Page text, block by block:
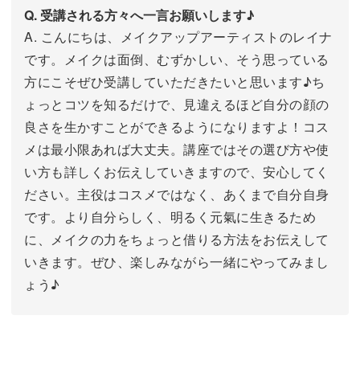
Q. 受講される方々へ一言お願いします♪
A. こんにちは、メイクアップアーティストのレイナ
です。メイクは面倒、むずかしい、そう思っている
方にこそぜひ受講していただきたいと思います♪ち
ょっとコツを知るだけで、見違えるほど自分の顔の
良さを生かすことができるようになりますよ！コス
メは最小限あれば大丈夫。講座ではその選び方や使
い方も詳しくお伝えしていきますので、安心してく
ださい。主役はコスメではなく、あくまで自分自身
です。より自分らしく、明るく元氣に生きるため
に、メイクの力をちょっと借りる方法をお伝えして
いきます。ぜひ、楽しみながら一緒にやってみまし
ょう♪